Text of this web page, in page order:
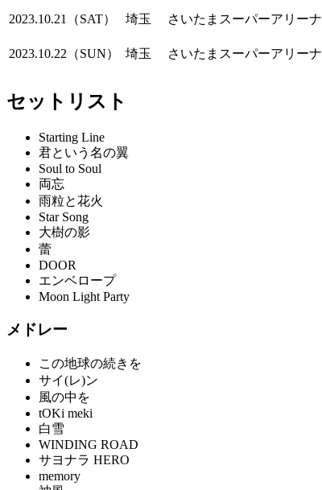
2023.10.21（SAT）
埼玉 さいたまスーパーアリーナ
2023.10.22（SUN）
埼玉 さいたまスーパーアリーナ
セットリスト
Starting Line
君という名の翼
Soul to Soul
両忘
雨粒と花火
Star Song
大樹の影
蕾
DOOR
エンベロープ
Moon Light Party
メドレー
この地球の続きを
サイ(レ)ン
風の中を
tOKi meki
白雪
WINDING ROAD
サヨナラ HERO
memory